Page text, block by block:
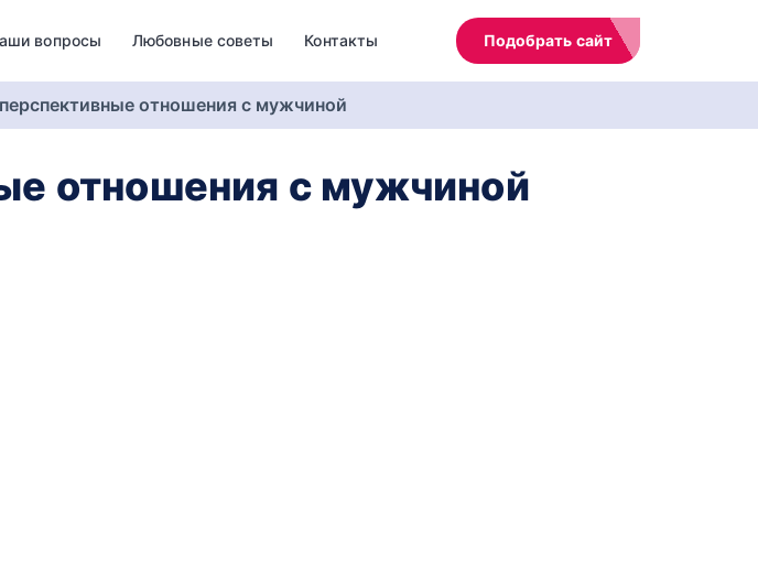
вопросы Любовные советы Контакты Подобрать сайт
отношения с мужчиной
отношения с мужчиной